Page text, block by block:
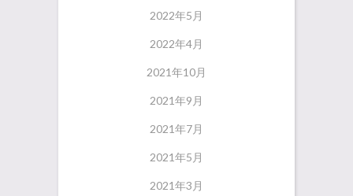
2022年5月
2022年4月
2021年10月
2021年9月
2021年7月
2021年5月
2021年3月